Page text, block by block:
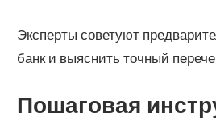
Эксперты советуют
банк и выяснить точный
Пошаговая